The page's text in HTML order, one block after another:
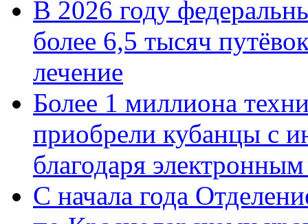
В 2026 году
более 6,5 тысяч
лечение
Более 1 миллиона
приобрели кубанцы с
благодаря
С начала года